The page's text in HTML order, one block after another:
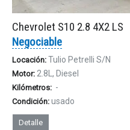
Chevrolet S10 2.8 4X2 LS
Negociable
Locación: Tulio Petrelli S/N
Motor: 2.8L, Diesel
Kilómetros: -
Condición: usado
Detalle